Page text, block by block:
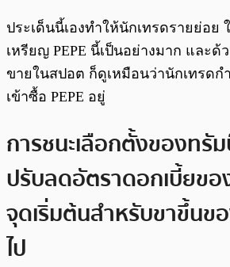
ประเด็นนี้เองทำให้นักเทรดรายย่อย
เหรียญ PEPE นี้เป็นอย่างมาก และ
ขายในสปอต ก็ดูเหมือนว่านักเทรดก
เข้าซื้อ PEPE อยู่
การชนะเลือกตั้งของทรัม
ปรับลดอัตราดอกเบี้ยขอ
จุดเริ่มต้นสำหรับขาขึ้นข
ไป